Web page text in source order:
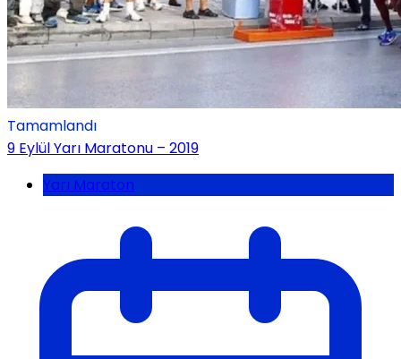
Tamamlandı
9 Eylül Yarı Maratonu – 2019
Yarı Maraton